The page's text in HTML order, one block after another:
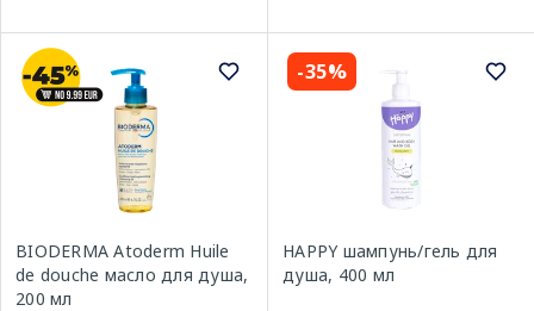
BIODERMA Atoderm Huile
de douche масло для душа,
200 мл
-35%
HAPPY шампунь/гель для
душа, 400 мл